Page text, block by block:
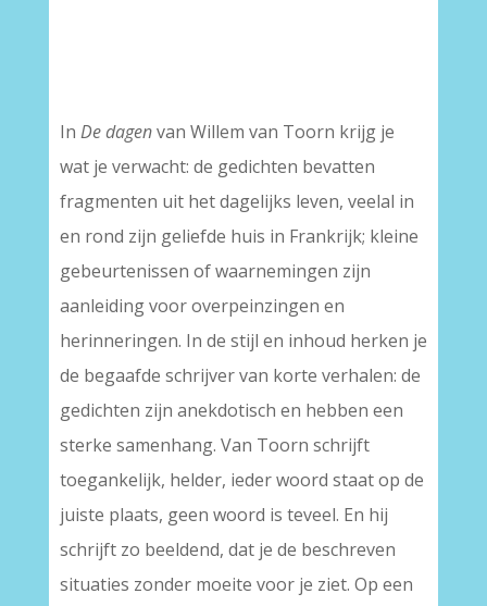
In De dagenvan Willem van Toorn krijg je
wat je verwacht: de gedichten bevatten
fragmenten uit het dagelijks leven, veelal in
en rond zijn geliefde huis in Frankrijk; kleine
gebeurtenissen of waarnemingen zijn
aanleiding voor overpeinzingen en
herinneringen. In de stijl en inhoud herken je
de begaafde schrijver van korte verhalen: de
gedichten zijn anekdotisch en hebben een
sterke samenhang. Van Toorn schrijft
toegankelijk, helder, ieder woord staat op de
juiste plaats, geen woord is teveel. En hij
schrijft zo beeldend, dat je de beschreven
situaties zonder moeite voor je ziet. Op een